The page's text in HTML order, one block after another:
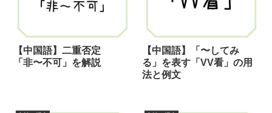
【中国語】二重否定
「非〜不可」を解説
【中国語】「〜してみ
る」を表す「VV看」の用
法と例文